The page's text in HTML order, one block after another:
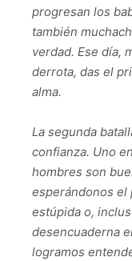
progresan los
también
verdad. Ese día,
derrota, das el
alma.
La segunda
confianza. Uno
hombres son
esperándonos el
estúpida o,
desencuaderna
logramos